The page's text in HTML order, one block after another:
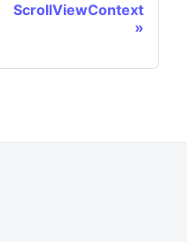
ScrollViewContext